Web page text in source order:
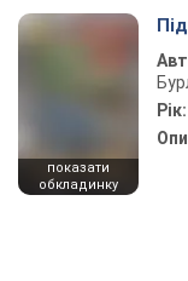
показати
обкладинку
Рік: